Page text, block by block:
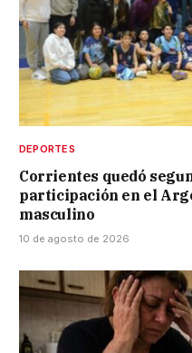
DEPORTES
Corrientes quedó
participación en el
masculino
10 de agosto de 2026